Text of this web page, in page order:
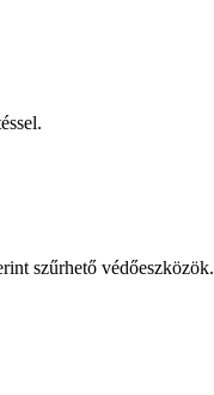
szűrhető védőeszközök.